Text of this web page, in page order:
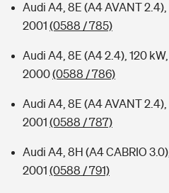
Audi A4, 8E (A4 AVANT
2001 (0588 / 785)
Audi A4, 8E (A4 2.4), 120
2000(0588 / 786)
Audi A4, 8E (A4 AVANT
2001 (0588 / 787)
Audi A4, 8H (A4 CABRIO
2001 (0588 / 791)